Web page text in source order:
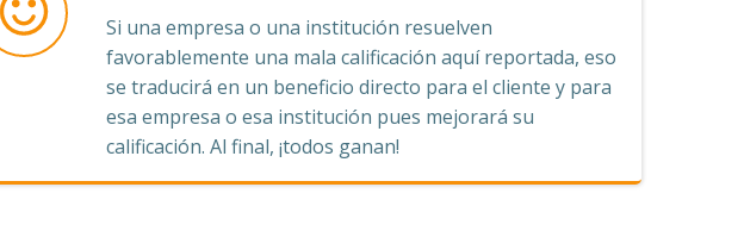
Si una empresa o una institución resuelven
favorablemente una mala calificación aquí reportada, eso
se traducirá en un beneficio directo para el cliente y para
esa empresa o esa institución pues mejorará su
calificación. Al final, ¡todos ganan!